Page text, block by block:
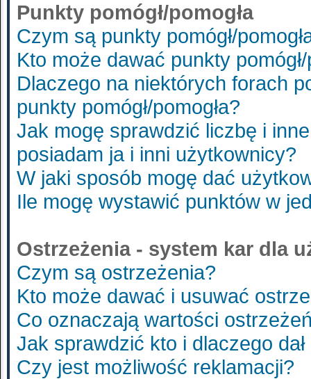
Punkty pomógł/pomogła
Czym są punkty pomógł/
Kto może dawać punkty pomógł/
Dlaczego na niektórych forach
punkty pomógł/pomogła?
Jak mogę sprawdzić liczbę i
posiadam ja i inni użytkownicy?
W jaki sposób mogę dać
Ile mogę wystawić punktów w
Ostrzeżenia - system kar dla
Czym są ostrzeżenia?
Kto może dawać i usuwać
Co oznaczają wartości
Jak sprawdzić kto i dlaczego
Czy jest możliwość reklamacji?